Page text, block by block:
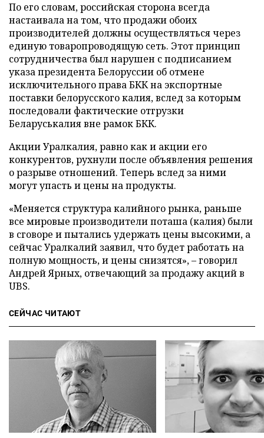
По его словам, российская сторона всегда
настаивала на том, что продажи обоих
производителей должны осуществляться через
единую товаропроводящую сеть. Этот принцип
сотрудничества был нарушен с подписанием
указа президента Белоруссии об отмене
исключительного права БКК на экспортные
поставки белорусского калия, вслед за которым
последовали фактические отгрузки
Беларуськалия вне рамок БКК.
Акции Уралкалия, равно как и акции его
конкурентов, рухнули после объявления решения
о разрыве отношений. Теперь вслед за ними
могут упасть и цены на продукты.
«Меняется структура калийного рынка, раньше
все мировые производители поташа (калия) были
в сговоре и пытались удержать цены высокими, а
сейчас Уралкалий заявил, что будет работать на
полную мощность, и цены снизятся», – говорил
Андрей Ярных, отвечающий за продажу акций в
UBS.
СЕЙЧАС ЧИТАЮТ